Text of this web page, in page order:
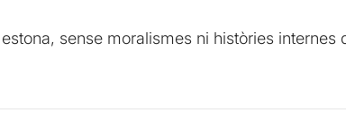
sense moralismes ni històries